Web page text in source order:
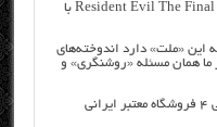
دانلود رایگان فیلم خارجی Resident Evil The Final Chapter 2017 با
این «ملت» دارد اندوخته‌های
همان مسئله «روشنگری» و